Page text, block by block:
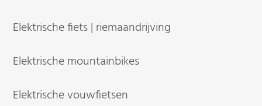
Elektrische fiets | riemaandrijving
Elektrische mountainbikes
Elektrische vouwfietsen